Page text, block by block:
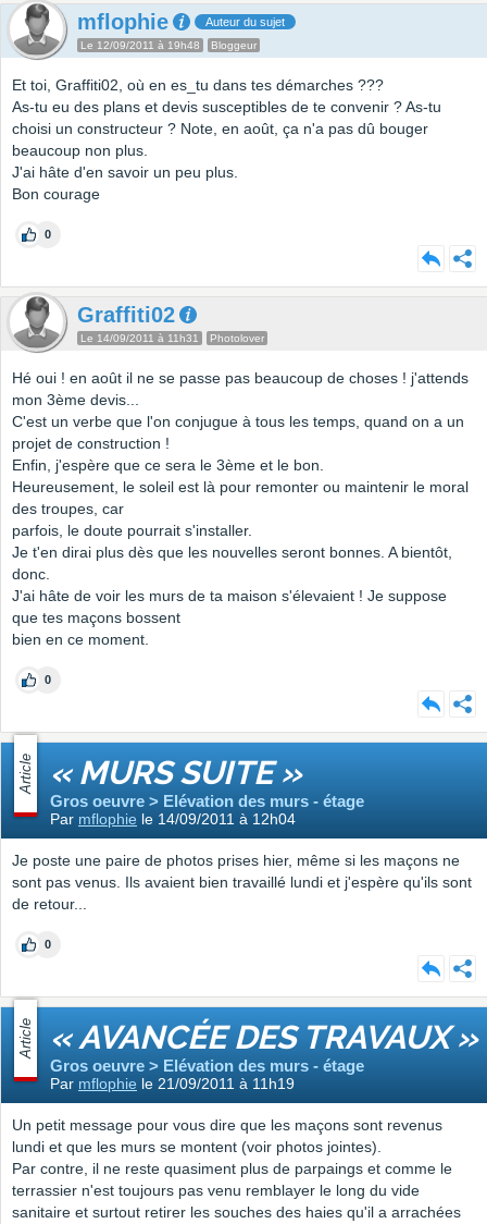
mflophie Auteur du sujet
Le 12/09/2011 à 19h48 Bloggeur
Et toi, Graffiti02, où en es_tu dans tes démarches ???
As-tu eu des plans et devis susceptibles de te convenir ? As-tu
choisi un constructeur ? Note, en août, ça n'a pas dû bouger
beaucoup non plus.
J'ai hâte d'en savoir un peu plus.
Bon courage
0
Graffiti02
Le 14/09/2011 à 11h31 Photolover
Hé oui ! en août il ne se passe pas beaucoup de choses ! j'attends
mon 3ème devis...
C'est un verbe que l'on conjugue à tous les temps, quand on a un
projet de construction !
Enfin, j'espère que ce sera le 3ème et le bon.
Heureusement, le soleil est là pour remonter ou maintenir le moral
des troupes, car
parfois, le doute pourrait s'installer.
Je t'en dirai plus dès que les nouvelles seront bonnes. A bientôt,
donc.
J'ai hâte de voir les murs de ta maison s'élevaient ! Je suppose
que tes maçons bossent
bien en ce moment.
0
Article « MURS SUITE »
Gros oeuvre > Elévation des murs - étage
Par mflophie le 14/09/2011 à 12h04
Je poste une paire de photos prises hier, même si les maçons ne
sont pas venus. Ils avaient bien travaillé lundi et j'espère qu'ils sont
de retour...
0
Article « AVANCÉE DES TRAVAUX »
Gros oeuvre > Elévation des murs - étage
Par mflophie le 21/09/2011 à 11h19
Un petit message pour vous dire que les maçons sont revenus
lundi et que les murs se montent (voir photos jointes).
Par contre, il ne reste quasiment plus de parpaings et comme le
terrassier n'est toujours pas venu remblayer le long du vide
sanitaire et surtout retirer les souches des haies qu'il a arrachées